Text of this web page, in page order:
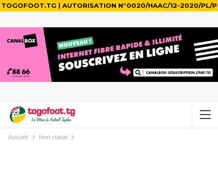
TOGOFOOT.TG | AUTORISATION N°0020/HAAC/12-2020/PL/P
Accueil Non classé